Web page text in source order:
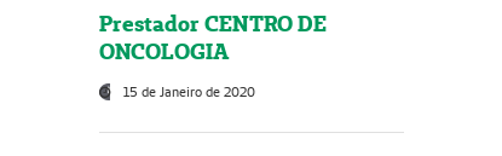
Prestador CENTRO DE
ONCOLOGIA
15 de Janeiro de 2020